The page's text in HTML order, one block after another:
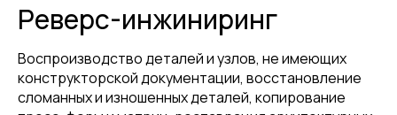
Реверс-инжиниринг
Воспроизводство деталей и узлов, не имеющих
конструкторской документации, восстановление
сломанных и изношенных деталей, копирование